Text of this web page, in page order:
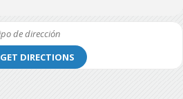
GET DIRECTIONS